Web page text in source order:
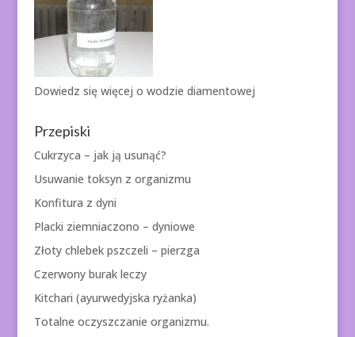
Dowiedz się więcej o wodzie diamentowej
Przepiski
Cukrzyca – jak ją usunąć?
Usuwanie toksyn z organizmu
Konfitura z dyni
Placki ziemniaczono – dyniowe
Złoty chlebek pszczeli – pierzga
Czerwony burak leczy
Kitchari (ayurwedyjska ryżanka)
Totalne oczyszczanie organizmu.